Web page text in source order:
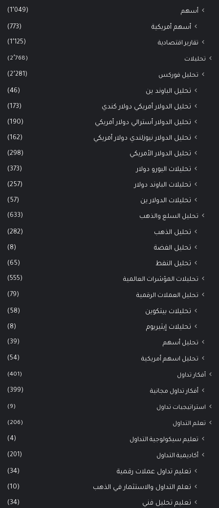
أسهم (1٬049)
أسهم أمريكية (773)
تقارير اقتصادية (1٬125)
تحليلات (2٬768)
تحليل فوركس (2٬281)
تحليل الباوند ين (46)
تحليل الدولار أمريكي دولار كندي (173)
تحليل الدولار أسترالي دولار أمريكي (190)
تحليل الدولار نيوزلندي دولار أمريكي (162)
تحليل الدولار الأمريكي (298)
تحليلات اليورو دولار (373)
تحليلات الباوند دولار (257)
تحليلات الدولار ين (57)
تحليل السلع والذهب (633)
تحليل الذهب (282)
تحليل الفضة (8)
تحليل النفط (65)
تحليلات المؤشرات العالمية (555)
تحليل العملات الرقمية (79)
تحليلات بيتكوين (58)
تحليلات إيثيريوم (8)
تحليل أسهم (39)
تحليل اسهم أمريكية (54)
أفكار تداول (401)
أفكار تداول مجانية (399)
استراتيجيات تداول (9)
تعلم التداول (206)
تعليم سيكولوجية التداول (4)
أكاديمية التداول (201)
تعليم تداول عملات رقمية (34)
تعلم التداول والاستثمار في الذهب (10)
تعليم تحليل فني (34)